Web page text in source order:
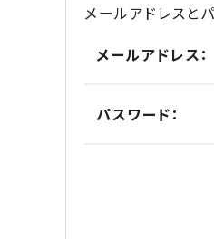
メールアドレスと
メールアドレス：
パスワード：